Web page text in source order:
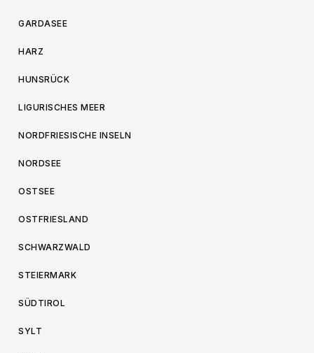
GARDASEE
HARZ
HUNSRÜCK
LIGURISCHES MEER
NORDFRIESISCHE INSELN
NORDSEE
OSTSEE
OSTFRIESLAND
SCHWARZWALD
STEIERMARK
SÜDTIROL
SYLT